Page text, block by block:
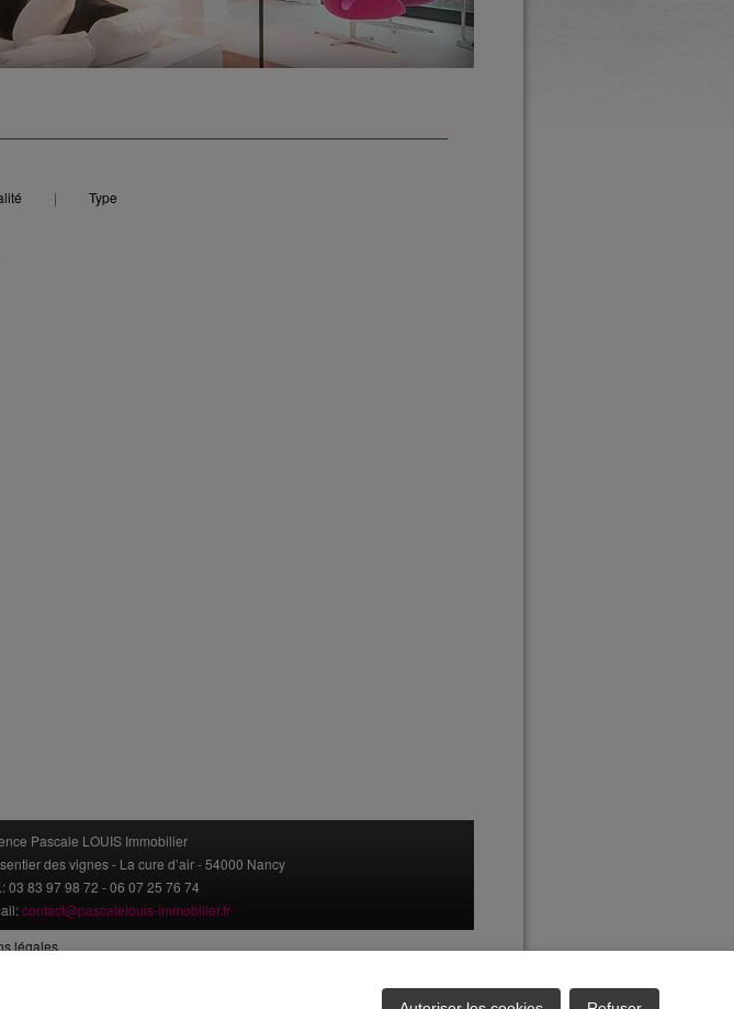
| Type
Pascale LOUIS Immobilier
des vignes - La cure d’air - 54000 Nancy
03 83 97 98 72 - 06 07 25 76 74
contact@pascalelouis-immobilier.fr
légales
Immobilier | Tous droits réservés | immoRegion.fr - Annonces immobilières 100% régionales